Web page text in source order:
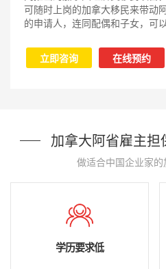
可随时上岗的加拿大移民来带动
的申请人，连同配偶和子女，可
立即咨询 在线预约
加拿大阿省雇主担
做适合中国企业家
学历要求低